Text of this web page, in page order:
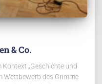
& Co.
„Geschichte und
Wettbewerb des Grimme